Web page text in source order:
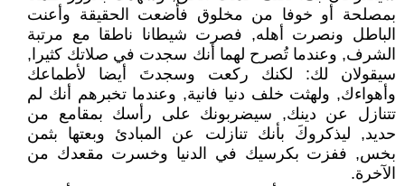
بمصلحة أو خوفا من مخلوق فأضعت الحقيقة وأعنت
الباطل ونصرت أهله, فصرت شيطانا ناطقا مع مرتبة
الشرف, وعندما تُصرح لهما أنك سجدت في صلاتك كثيرا,
سيقولان لك: لكنك ركعت وسجدتَ أيضا لأطماعك
وأهواءك, ولهثت خلف دنيا فانية, وعندما تخبرهم أنك لم
تتنازل عن دينك, سيضربونك على رأسك بمقامع من
حديد, ليذكروكَ بأنك تنازلت عن المبادئ وبعتها بثمن
بخس, ففزت بكرسيك في الدنيا وخسرت مقعدك من
الآخرة.